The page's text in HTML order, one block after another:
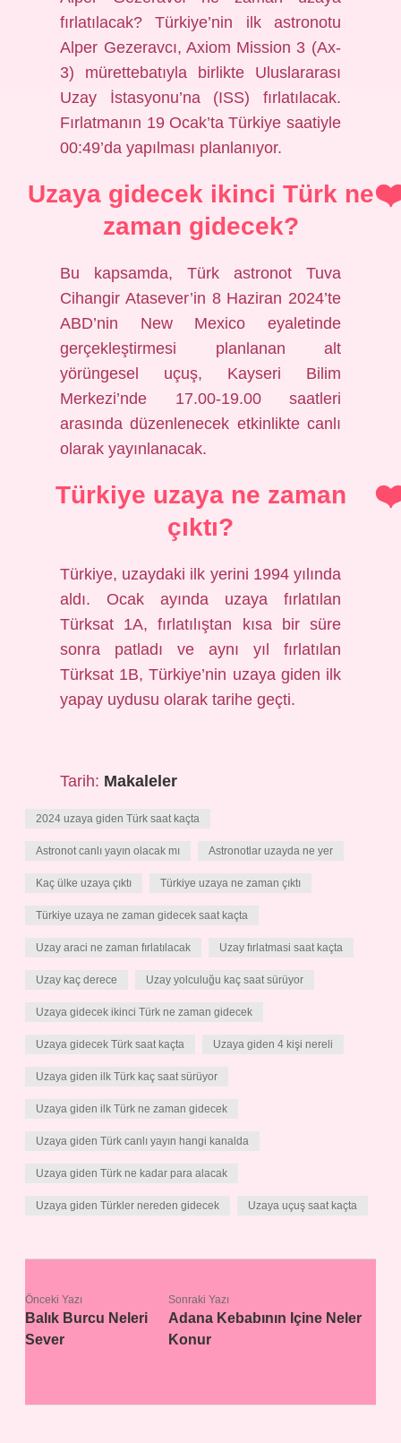
fırlatılacak? Türkiye’nin ilk astronotu
Alper Gezeravcı, Axiom Mission 3 (Ax-
3) mürettebatıyla birlikte Uluslararası
Uzay İstasyonu’na (ISS) fırlatılacak.
Fırlatmanın 19 Ocak’ta Türkiye saatiyle
00:49’da yapılması planlanıyor.
Uzaya gidecek ikinci Türk ne
zaman gidecek?
Bu kapsamda, Türk astronot Tuva
Cihangir Atasever’in 8 Haziran 2024’te
ABD’nin New Mexico eyaletinde
gerçekleştirmesi planlanan alt
yörüngesel uçuş, Kayseri Bilim
Merkezi’nde 17.00-19.00 saatleri
arasında düzenlenecek etkinlikte canlı
olarak yayınlanacak.
Türkiye uzaya ne zaman
çıktı?
Türkiye, uzaydaki ilk yerini 1994 yılında
aldı. Ocak ayında uzaya fırlatılan
Türksat 1A, fırlatılıştan kısa bir süre
sonra patladı ve aynı yıl fırlatılan
Türksat 1B, Türkiye’nin uzaya giden ilk
yapay uydusu olarak tarihe geçti.
Tarih: Makaleler
2024 uzaya giden Türk saat kaçta
Astronot canlı yayın olacak mı Astronotlar uzayda ne yer
Kaç ülke uzaya çıktı Türkiye uzaya ne zaman çıktı
Türkiye uzaya ne zaman gidecek saat kaçta
Uzay araci ne zaman fırlatılacak Uzay fırlatmasi saat kaçta
Uzay kaç derece Uzay yolculuğu kaç saat sürüyor
Uzaya gidecek ikinci Türk ne zaman gidecek
Uzaya gidecek Türk saat kaçta Uzaya giden 4 kişi nereli
Uzaya giden ilk Türk kaç saat sürüyor
Uzaya giden ilk Türk ne zaman gidecek
Uzaya giden Türk canlı yayın hangi kanalda
Uzaya giden Türk ne kadar para alacak
Uzaya giden Türkler nereden gidecek Uzaya uçuş saat kaçta
Önceki Yazı
Balık Burcu Neleri
Sever
Sonraki Yazı
Adana Kebabının Içine Neler
Konur